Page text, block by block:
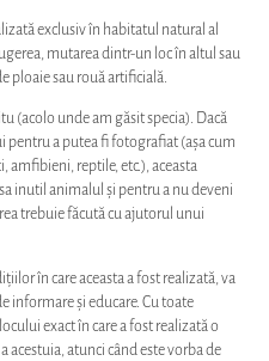
exclusiv în habitatul natural al
mutarea dintr-un loc în altul sau
ploaie sau rouă artificială.
(acolo unde am găsit specia). Dacă
pentru a putea fi fotografiat (așa cum
amfibieni, reptile, etc.), aceasta
inutil animalul și pentru a nu deveni
trebuie făcută cu ajutorul unui
în care aceasta a fost realizată, va
informare și educare. Cu toate
exact în care a fost realizată o
acestuia, atunci când este vorba de